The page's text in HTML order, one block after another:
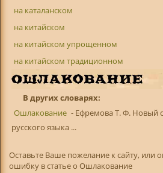
на каталанском
на китайском
на китайском упрощенном
на китайском традиционном
В других словарях:
Ошлакование - Ефремова Т. Ф. Новый
русского языка ...
Оставьте Ваше пожелание к сайту, или
ошибку в статье о Ошлакование